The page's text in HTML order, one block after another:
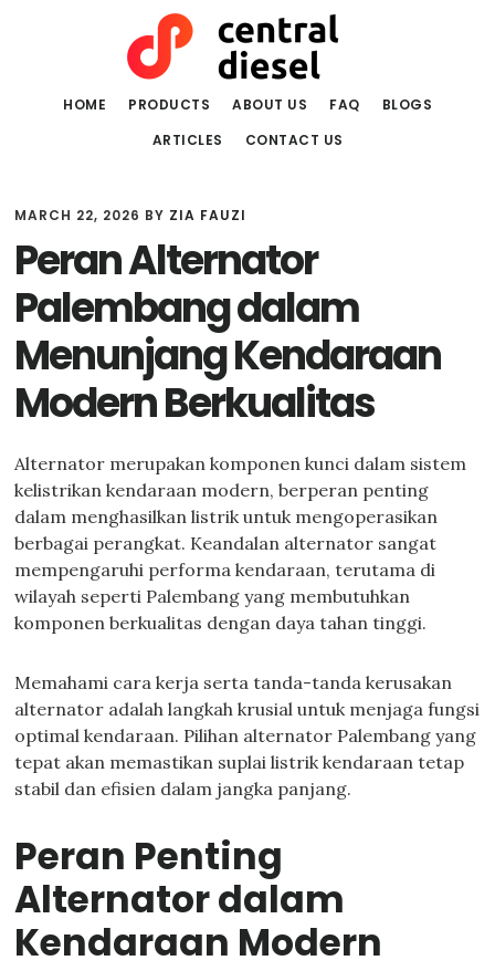
HOME PRODUCTS ABOUT US FAQ
BLOGS
ARTICLES
CONTACT US
MARCH 22, 2026 BY ZIA FAUZI
Peran Alternator
Palembang dalam
Menunjang Kendaraan
Modern Berkualitas
Alternator merupakan komponen kunci dalam sistem
kelistrikan kendaraan modern, berperan penting
dalam menghasilkan listrik untuk mengoperasikan
berbagai perangkat. Keandalan alternator sangat
mempengaruhi performa kendaraan, terutama di
wilayah seperti Palembang yang membutuhkan
komponen berkualitas dengan daya tahan tinggi.
Memahami cara kerja serta tanda-tanda kerusakan
alternator adalah langkah krusial untuk menjaga fungsi
optimal kendaraan. Pilihan alternator Palembang yang
tepat akan memastikan suplai listrik kendaraan tetap
stabil dan efisien dalam jangka panjang.
Peran Penting
Alternator dalam
Kendaraan Modern